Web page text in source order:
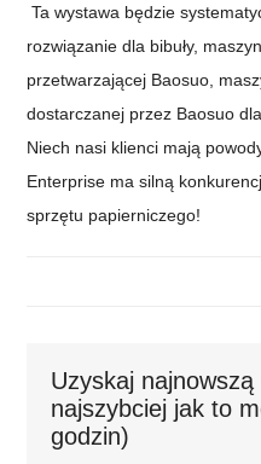
Ta wystawa będzie
rozwiązanie dla bibuły,
przetwarzającej Baosuo,
dostarczanej przez Baosuo
Niech nasi klienci mają
Enterprise ma silną
sprzętu papierniczego!
Uzyskaj
najszybciej jak to
godzin)